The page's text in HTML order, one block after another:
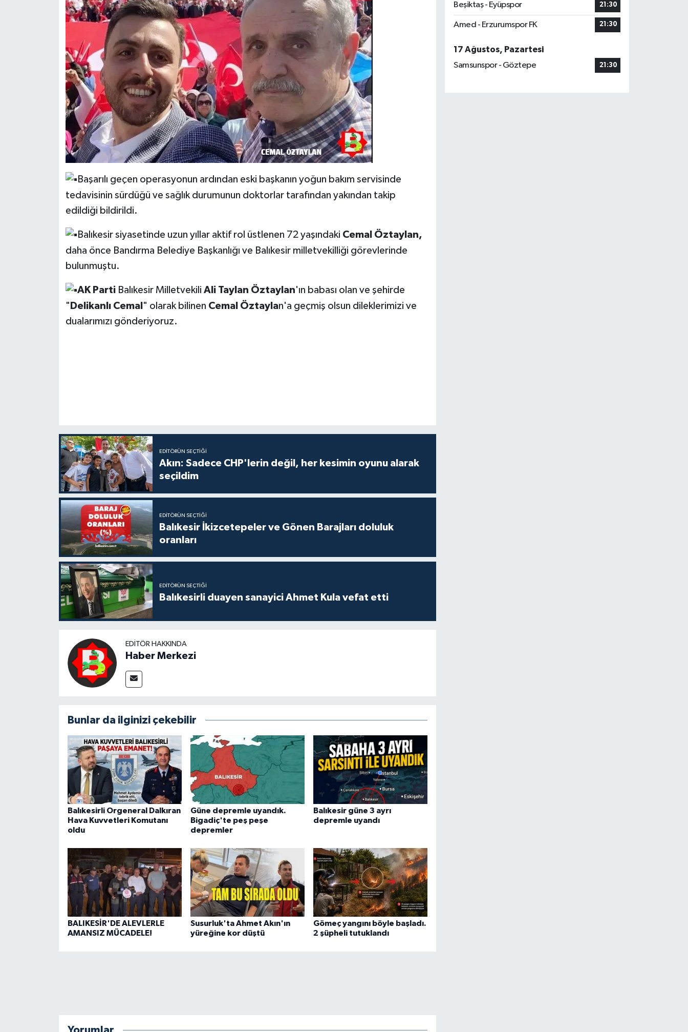
Başarılı geçen operasyonun ardından eski başkanın yoğun bakım servisinde
tedavisinin sürdüğü ve sağlık durumunun doktorlar tarafından yakından takip
edildiği bildirildi.
Balıkesir siyasetinde uzun yıllar aktif rol üstlenen 72 yaşındaki Cemal Öztaylan,
daha önce Bandırma Belediye Başkanlığı ve Balıkesir milletvekilliği görevlerinde
bulunmuştu.
AK Parti Balıkesir Milletvekili Ali Taylan Öztaylan'ın babası olan ve şehirde
" Delikanlı Cemal " olarak bilinen Cemal Öztaylan'a geçmiş olsun dileklerimizi ve
dualarımızı gönderiyoruz.
EDITÖRÜN SEÇTIĞI
Akın: Sadece CHP'lerin değil, her kesimin oyunu alarak
seçildim
EDITÖRÜN SEÇTIĞI
Balıkesir İkizcetepeler ve Gönen Barajları doluluk
oranları
EDITÖRÜN SEÇTIĞI
Balıkesirli duayen sanayici Ahmet Kula vefat etti
EDITÖR HAKKINDA
Haber Merkezi
Bunlar da ilginizi çekebilir
Balıkesirli Orgeneral Dalkıran
Hava Kuvvetleri Komutanı
oldu
Güne depremle uyandık.
Bigadiç'te peş peşe
depremler
Balıkesir güne 3 ayrı
depremle uyandı
BALIKESİR'DE ALEVLERLE
AMANSIZ MÜCADELE!
Susurluk'ta Ahmet Akın'ın
yüreğine kor düştü
Gömeç yangını böyle başladı.
2 şüpheli tutuklandı
Beşiktaş - Eyüpspor 21:30
Amed - Erzurumspor FK 21:30
17 Ağustos, Pazartesi
Samsunspor - Göztepe
21:30